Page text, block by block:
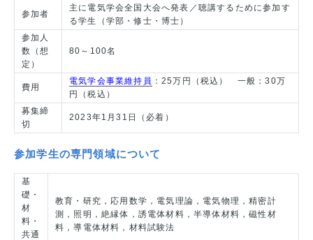
参加者
主に電気学会全国大会へ発表／聴講するために参加す
る学生（学部・修士・博士）
参加人
数（想
定）
80～100名
費用
電気学会事業維持員 ：25万円（税込） 一般：30万
円（税込）
募集締
切
2023年1月31日（必着）
参加学生の専門領域について
基
礎・
材
料・
共通
教育・研究，応用数学，電気理論，電気物理，精密計
測，照明，絶縁体，誘電体材料，半導体材料，磁性材
料，導電体材料，材料試験法